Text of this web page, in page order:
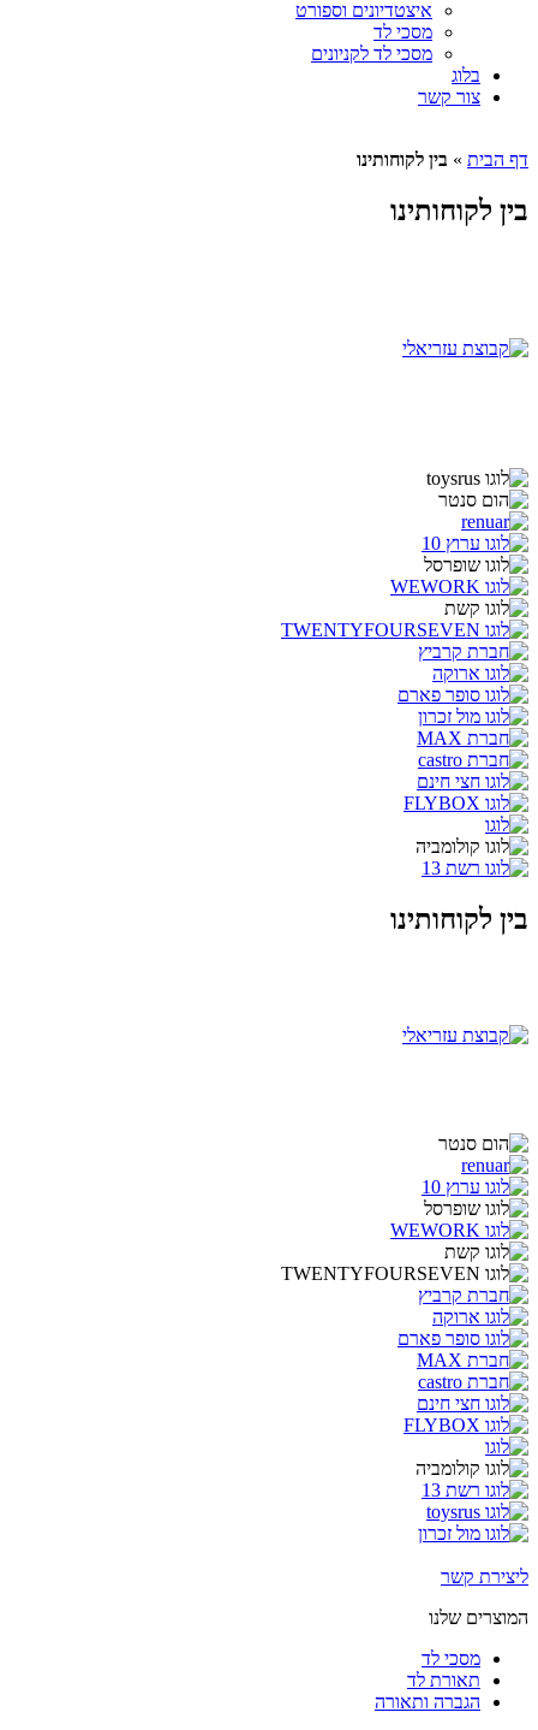
איצטדיונים וספורט
מסכי לד
מסכי לד לקניונים
בלוג
צור קשר
דף הבית » בין לקוחותינו
בין לקוחותינו
בין לקוחותינו
ליצירת קשר
המוצרים שלנו
מסכי לד
תאורת לד
הגברה ותאורה